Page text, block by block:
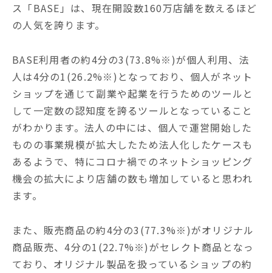
ス「BASE」は、現在開設数160万店舗を数えるほど
の人気を誇ります。
BASE利用者の約4分の3(73.8%※)が個人利用、法
人は4分の1(26.2%※)となっており、個人がネット
ショップを通じて副業や起業を行うためのツールと
して一定数の認知度を誇るツールとなっていること
がわかります。法人の中には、個人で運営開始した
ものの事業規模が拡大したため法人化したケースも
あるようで、特にコロナ禍でのネットショッピング
機会の拡大により店舗の数も増加していると思われ
ます。
また、販売商品の約4分の3(77.3%※)がオリジナル
商品販売、4分の1(22.7%※)がセレクト商品となっ
ており、オリジナル製品を扱っているショップの約